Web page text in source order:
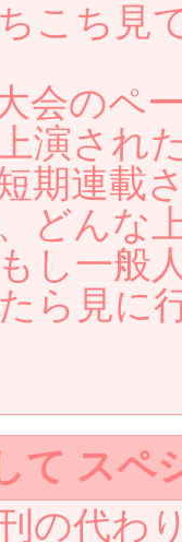
こち見
会のペ
演され
期連載
どんな
し一般
ら見に
て スペ
の代わ